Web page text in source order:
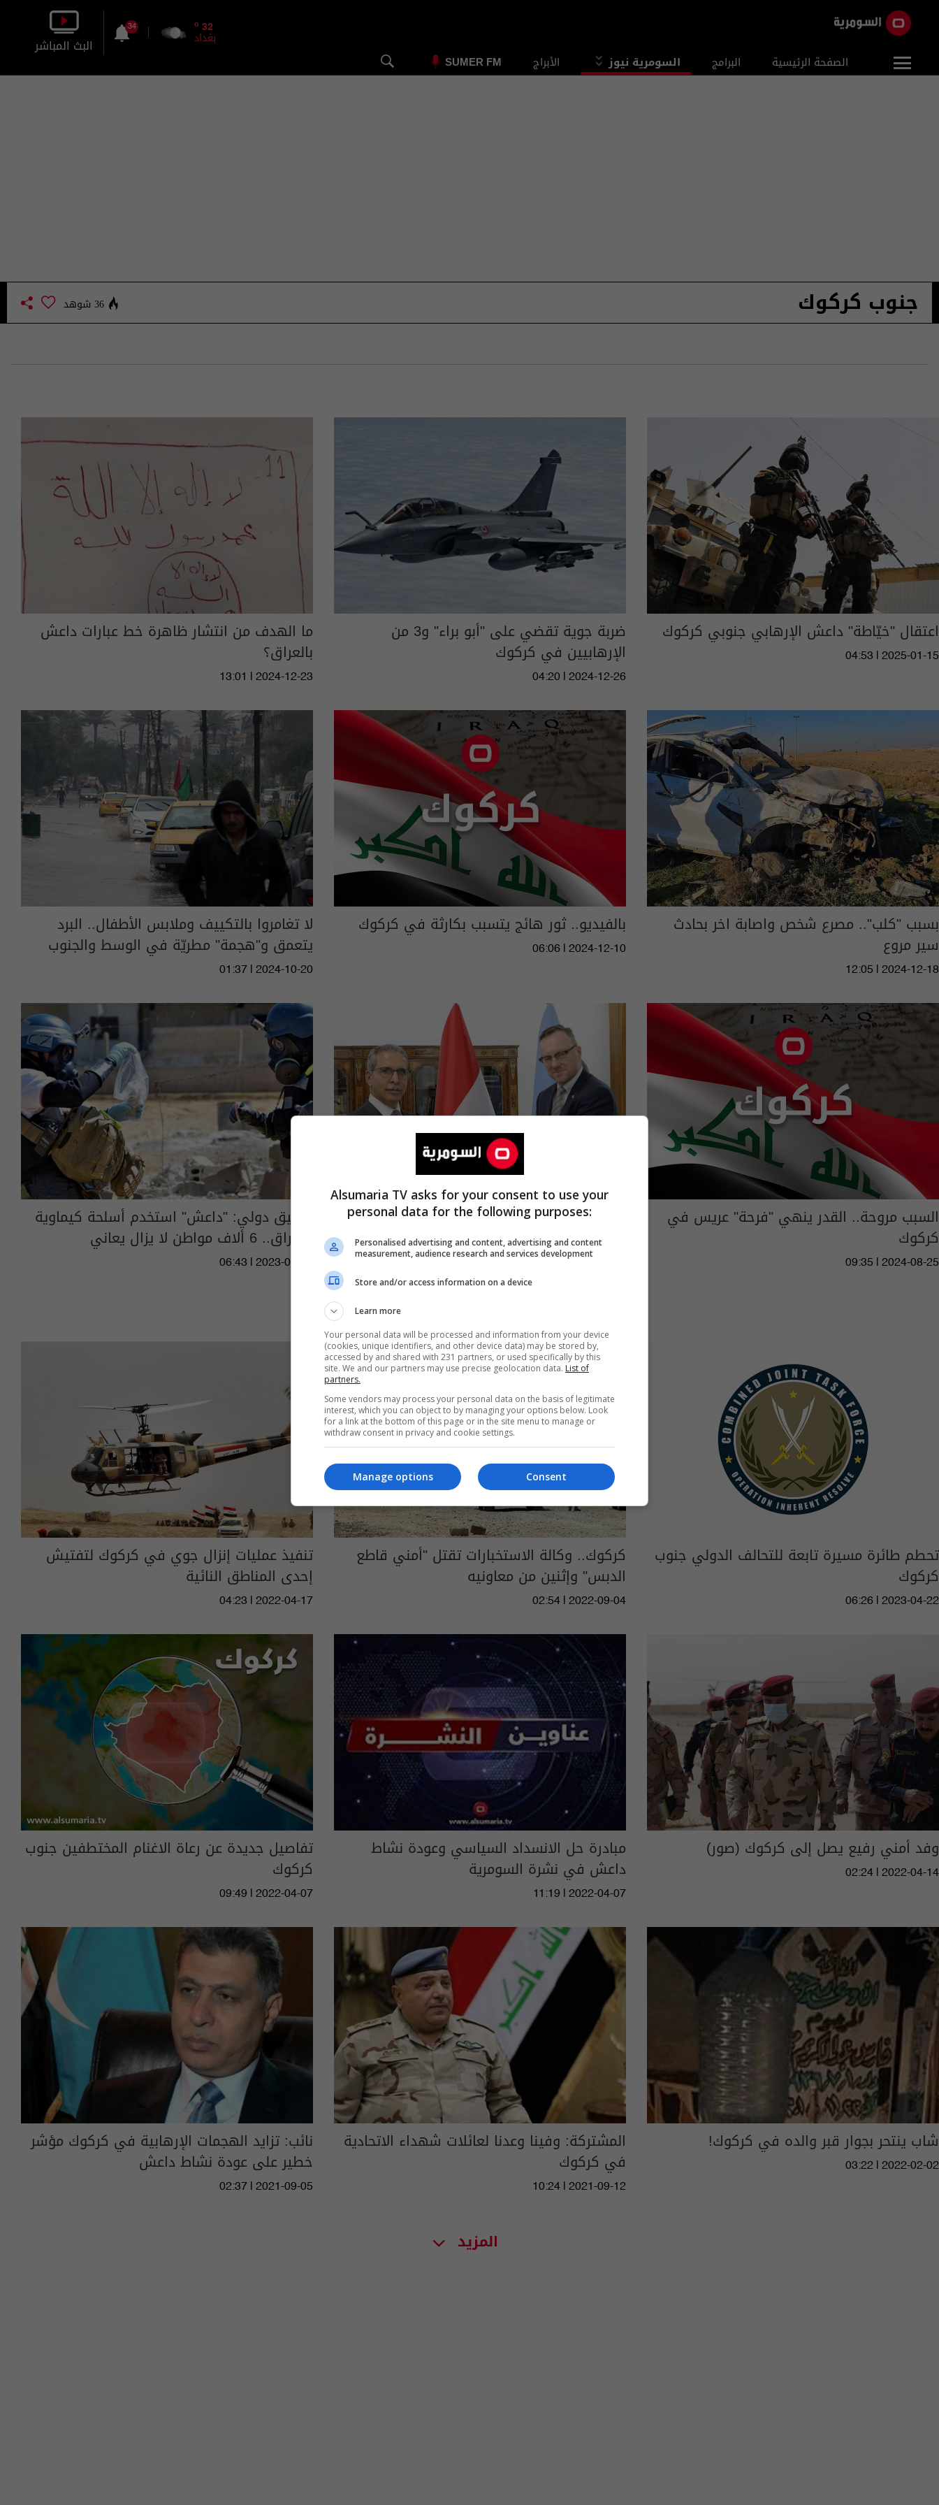
الصفحة الرئيسية البرامج السومرية نيوز الأبراج SUMER FM
32
o
بغداد
34
البث المباشر
جنوب كركوك 36 شوهد
اعتقال "خيّاطة" داعش الإرهابي جنوبي كركوك
04:53 | 2025-01-15
ضربة جوية تقضي على "أبو براء" و3 من
الإرهابيين في كركوك
04:20 | 2024-12-26
ما الهدف من انتشار ظاهرة خط عبارات داعش
بالعراق؟
13:01 | 2024-12-23
بسبب "كلب".. مصرع شخص واصابة اخر بحادث
سير مروع
12:05 | 2024-12-18
بالفيديو.. ثور هائج يتسبب بكارثة في كركوك
06:06 | 2024-12-10
لا تغامروا بالتكييف وملابس الأطفال.. البرد
يتعمق و"هجمة" مطريّة في الوسط والجنوب
01:37 | 2024-10-20
السبب مروحة.. القدر ينهي "فرحة" عريس في
كركوك
09:35 | 2024-08-25
العراق يتسلم تقريراً دولياً بشأن جرائم "داعش"
في طوز خورماتو
تحقيق دولي: "داعش" استخدم أسلحة كيماوية
بالعراق.. 6 ألاف مواطن لا يزال يعاني
06:43 | 2023-06-08
تحطم طائرة مسيرة تابعة للتحالف الدولي جنوب
كركوك
06:26 | 2023-04-22
كركوك.. وكالة الاستخبارات تقتل "أمني قاطع
الدبس" وإثنين من معاونيه
02:54 | 2022-09-04
تنفيذ عمليات إنزال جوي في كركوك لتفتيش
إحدى المناطق النائية
04:23 | 2022-04-17
وفد أمني رفيع يصل إلى كركوك (صور)
02:24 | 2022-04-14
مبادرة حل الانسداد السياسي وعودة نشاط
داعش في نشرة السومرية
11:19 | 2022-04-07
تفاصيل جديدة عن رعاة الاغنام المختطفين جنوب
كركوك
09:49 | 2022-04-07
شاب ينتحر بجوار قبر والده في كركوك!
03:22 | 2022-02-02
المشتركة: وفينا وعدنا لعائلات شهداء الاتحادية
في كركوك
10:24 | 2021-09-12
نائب: تزايد الهجمات الإرهابية في كركوك مؤشر
خطير على عودة نشاط داعش
02:37 | 2021-09-05
المزيد
Alsumaria TV asks for your consent to use your
personal data for the following purposes:
Personalised advertising and content, advertising and content
measurement, audience research and services development
Store and/or access information on a device
Learn more
Your personal data will be processed and information from your device
(cookies, unique identifiers, and other device data) may be stored by,
accessed by and shared with 231 partners, or used specifically by this
site. We and our partners may use precise geolocation data. List of
partners.
Some vendors may process your personal data on the basis of legitimate
interest, which you can object to by managing your options below. Look
for a link at the bottom of this page or in the site menu to manage or
withdraw consent in privacy and cookie settings.
Consent
Manage options